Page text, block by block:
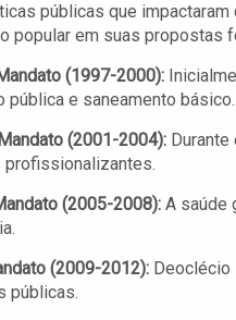
públicas que
popular em suas
(1997-2000):
pública e saneamento básico.
(2001-2004):
profissionalizantes.
(2005-2008): A saúde
(2009-2012):
públicas.